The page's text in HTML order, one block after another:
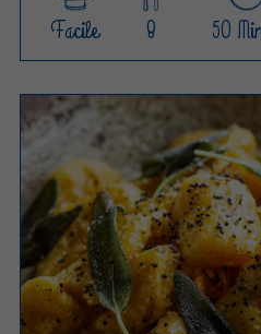
Facile 8 50